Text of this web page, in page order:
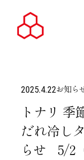
2025.4.22お知ら
トナリ 季
だれ冷し
らせ 5/2